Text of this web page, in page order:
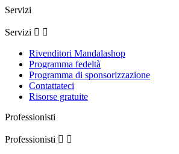
Servizi
Servizi  
Rivenditori Mandalashop
Programma fedeltà
Programma di sponsorizzazione
Contattateci
Risorse gratuite
Professionisti
Professionisti  